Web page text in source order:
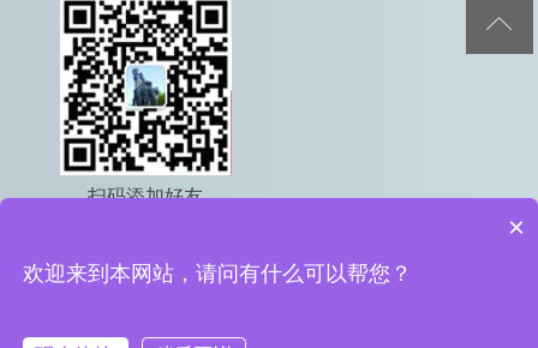
扫码添加好友
鲁公网安备 37039002000615号

×
欢迎来到本网站，请问有什么可以帮您？